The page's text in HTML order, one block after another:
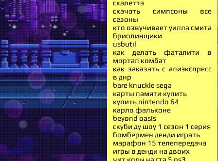
скалетта
скачать симпсоны все
сезоны
кто озвучивает уилла смита
бриолинщики
usbutil
как делать фаталити в
мортал комбат
как заказать с алиэкспресс
в днр
bare knuckle sega
карты памяти купить
купить nintendo 64
карло фальконе
beyond oasis
скуби ду шоу 1 сезон 1 серия
бомбермен денди играть
марафон 15 телепередача
игры в денди на двоих
чит коды на гта 5 ps3